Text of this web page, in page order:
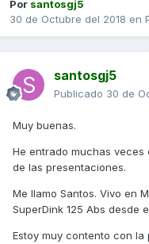
Por santosgj5
30 de Octubre del 2018 en
santosgj5
Publicado 30 de
Muy buenas.
He entrado muchas veces
de las presentaciones.
Me llamo Santos. Vivo en
SuperDink 125 Abs desde
Estoy muy contento con